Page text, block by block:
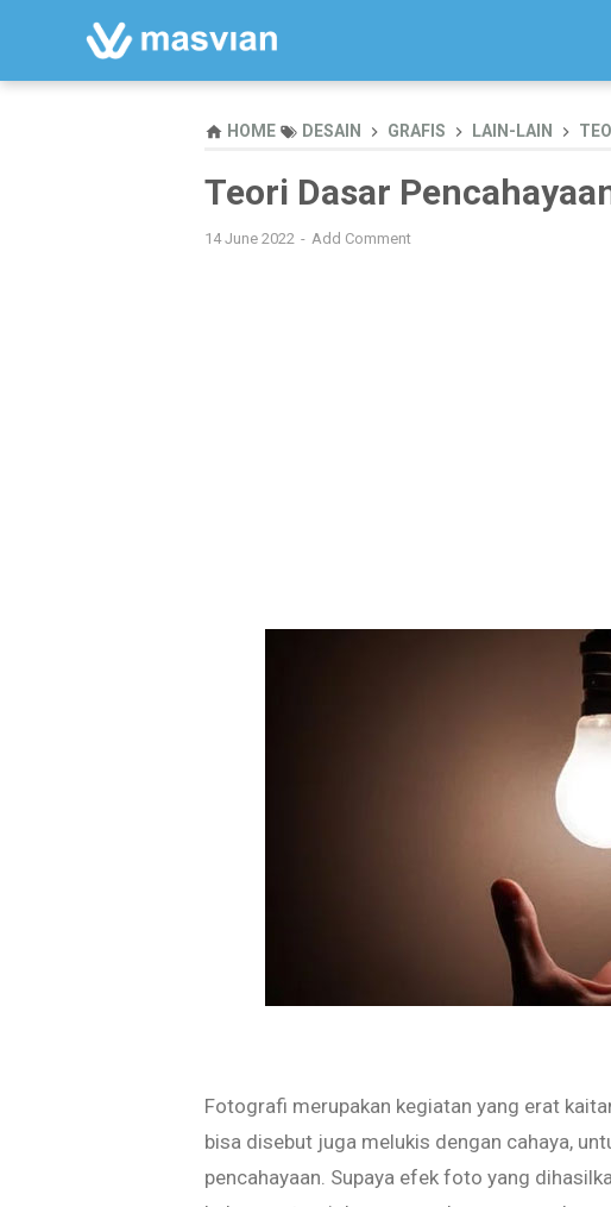
HOME DESAIN GRAFIS LAIN-LAIN
Teori Dasar
14 June 2022 Add Comment
Fotografi merupakan kegiatan yang erat
bisa disebut juga melukis dengan cahaya,
pencahayaan. Supaya efek foto yang